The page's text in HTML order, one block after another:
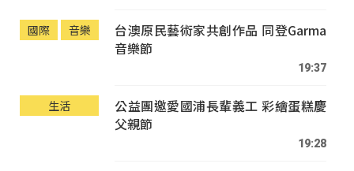
國際 音樂
台澳原民藝術家共創作品 同登Garma
音樂節
19:37
生活
公益團邀愛國浦長輩義工 彩繪蛋糕慶
父親節
19:28